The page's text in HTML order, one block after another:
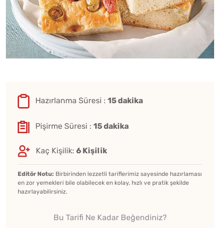
Hazırlanma Süresi : 15 dakika
Pişirme Süresi : 15 dakika
Kaç Kişilik: 6 Kişilik
Editör Notu: Birbirinden lezzetli tariflerimiz sayesinde hazırlaması
en zor yemekleri bile olabilecek en kolay, hızlı ve pratik şekilde
hazırlayabilirsiniz.
Bu Tarifi Ne Kadar Beğendiniz?